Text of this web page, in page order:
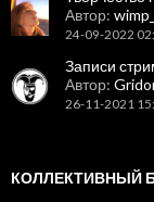
Автор:
24-09-2022
Записи
Автор:
26-11-2021
КОЛЛЕКТИВНЫЙ